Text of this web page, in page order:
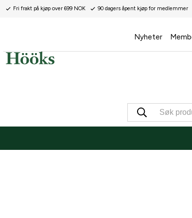
Fri frakt på kjøp over 699 NOK 90 dagers åpent kjøp for medlemmer
Nyheter